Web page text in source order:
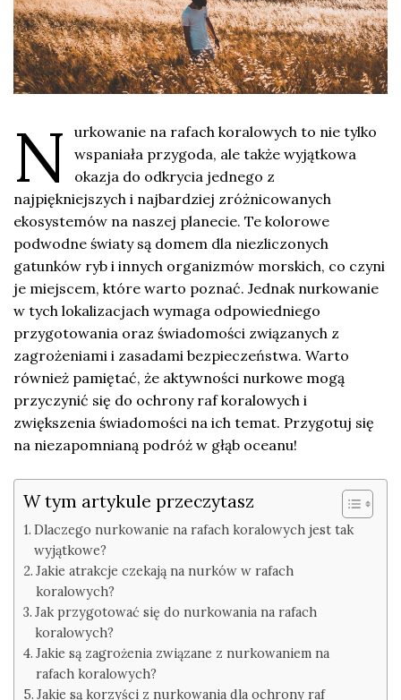
N
urkowanie na rafach koralowych to nie tylko
wspaniała przygoda, ale także wyjątkowa
okazja do odkrycia jednego z
najpiękniejszych i najbardziej zróżnicowanych
ekosystemów na naszej planecie. Te kolorowe
podwodne światy są domem dla niezliczonych
gatunków ryb i innych organizmów morskich, co czyni
je miejscem, które warto poznać. Jednak nurkowanie
w tych lokalizacjach wymaga odpowiedniego
przygotowania oraz świadomości związanych z
zagrożeniami i zasadami bezpieczeństwa. Warto
również pamiętać, że aktywności nurkowe mogą
przyczynić się do ochrony raf koralowych i
zwiększenia świadomości na ich temat. Przygotuj się
na niezapomnianą podróż w głąb oceanu!
W tym artykule przeczytasz
Dlaczego nurkowanie na rafach koralowych jest tak
wyjątkowe?
Jakie atrakcje czekają na nurków w rafach
koralowych?
Jak przygotować się do nurkowania na rafach
koralowych?
Jakie są zagrożenia związane z nurkowaniem na
rafach koralowych?
Jakie są korzyści z nurkowania dla ochrony raf